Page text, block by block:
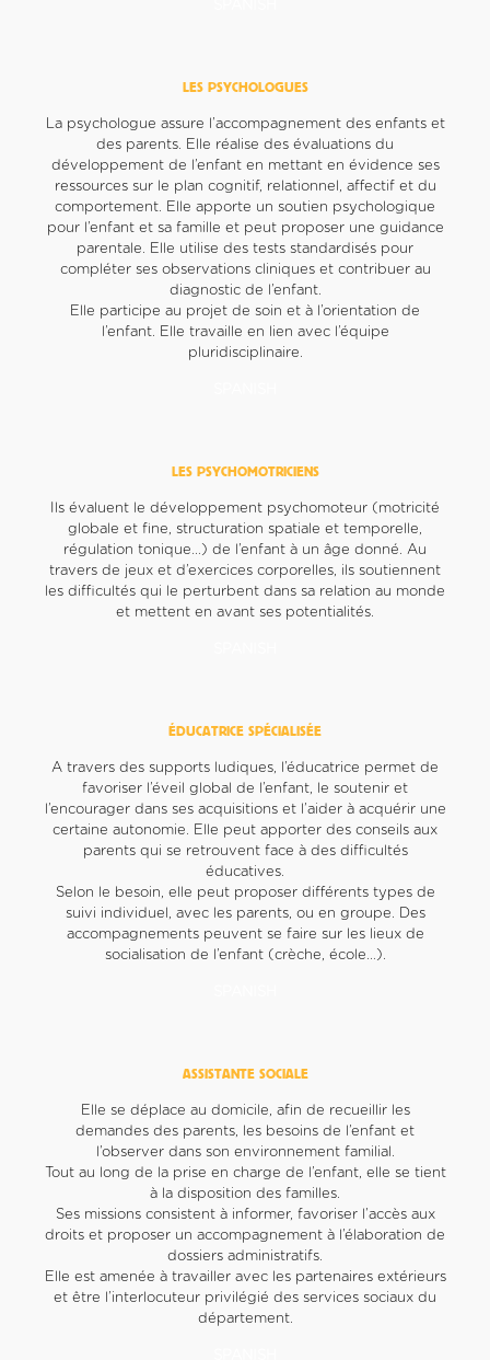
LES PSYCHOLOGUES
La psychologue assure l’accompagnement des enfants et
des parents. Elle réalise des évaluations du
développement de l’enfant en mettant en évidence ses
ressources sur le plan cognitif, relationnel, affectif et du
comportement. Elle apporte un soutien psychologique
pour l’enfant et sa famille et peut proposer une guidance
parentale. Elle utilise des tests standardisés pour
compléter ses observations cliniques et contribuer au
diagnostic de l’enfant.
Elle participe au projet de soin et à l’orientation de
l’enfant. Elle travaille en lien avec l’équipe
pluridisciplinaire.
LES PSYCHOMOTRICIENS
Ils évaluent le développement psychomoteur (motricité
globale et fine, structuration spatiale et temporelle,
régulation tonique…) de l’enfant à un âge donné. Au
travers de jeux et d’exercices corporelles, ils soutiennent
les difficultés qui le perturbent dans sa relation au monde
et mettent en avant ses potentialités.
ÉDUCATRICE SPÉCIALISÉE
A travers des supports ludiques, l’éducatrice permet de
favoriser l’éveil global de l’enfant, le soutenir et
l’encourager dans ses acquisitions et l’aider à acquérir une
certaine autonomie. Elle peut apporter des conseils aux
parents qui se retrouvent face à des difficultés
éducatives.
Selon le besoin, elle peut proposer différents types de
suivi individuel, avec les parents, ou en groupe. Des
accompagnements peuvent se faire sur les lieux de
socialisation de l’enfant (crèche, école…).
ASSISTANTE SOCIALE
Elle se déplace au domicile, afin de recueillir les
demandes des parents, les besoins de l’enfant et
l’observer dans son environnement familial.
Tout au long de la prise en charge de l’enfant, elle se tient
à la disposition des familles.
Ses missions consistent à informer, favoriser l’accès aux
droits et proposer un accompagnement à l’élaboration de
dossiers administratifs.
Elle est amenée à travailler avec les partenaires extérieurs
et être l’interlocuteur privilégié des services sociaux du
département.